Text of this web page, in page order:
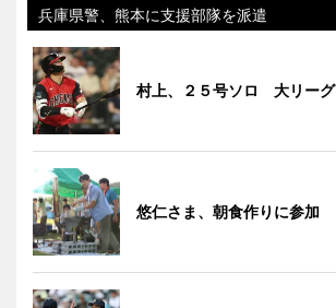
兵庫県警、熊本に支援部隊を派遣
村上、２５号ソロ 大リーグ
悠仁さま、朝食作りに参加